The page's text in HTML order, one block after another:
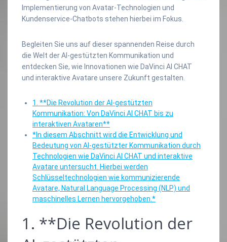
Implementierung von Avatar-Technologien und
Kundenservice-Chatbots stehen hierbei im Fokus.
Begleiten Sie uns auf dieser spannenden Reise durch
die Welt der AI-gestützten Kommunikation und
entdecken Sie, wie Innovationen wie DaVinci AI CHAT
und interaktive Avatare unsere Zukunft gestalten.
1. **Die Revolution der AI-gestützten
Kommunikation: Von DaVinci AI CHAT bis zu
interaktiven Avataren**
*In diesem Abschnitt wird die Entwicklung und
Bedeutung von AI-gestützter Kommunikation durch
Technologien wie DaVinci AI CHAT und interaktive
Avatare untersucht. Hierbei werden
Schlüsseltechnologien wie kommunizierende
Avatare, Natural Language Processing (NLP) und
maschinelles Lernen hervorgehoben.*
1. **Die Revolution der